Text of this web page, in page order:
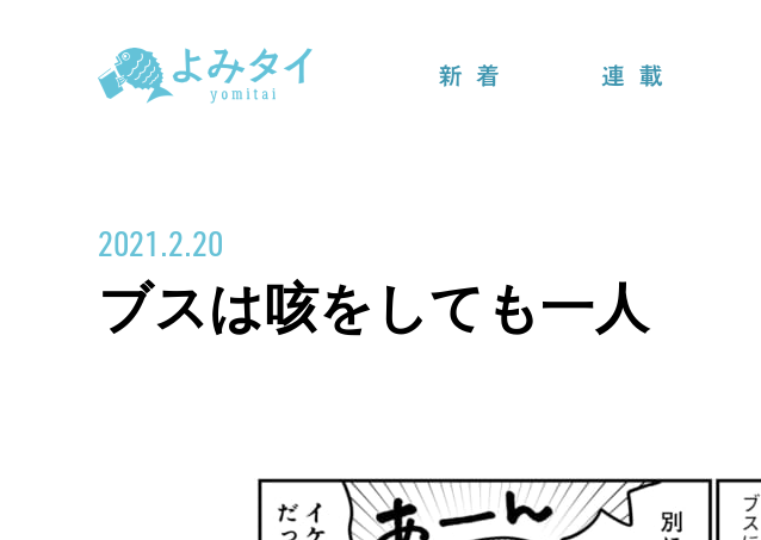
2021.2.20
ブスは咳をしても一人